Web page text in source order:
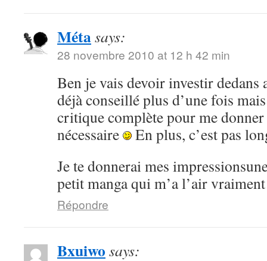
Métasays:
28 novembre 2010 at 12 h 42 min
Ben je vais devoir investir dedans
déjà conseillé plus d’une fois
critique complète pour me
nécessaire
En plus, c’est pas
Je te donnerai mes
petit manga qui m’a l’air
Répondre
Bxuiwo says: